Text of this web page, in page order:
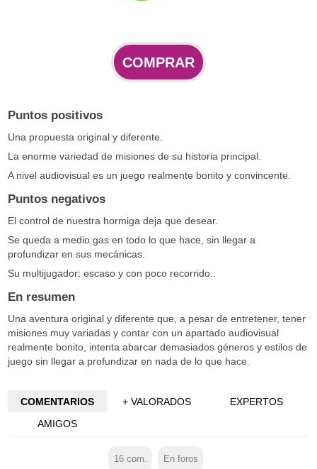
COMPRAR
Puntos positivos
Una propuesta original y diferente.
La enorme variedad de misiones de su historia principal.
A nivel audiovisual es un juego realmente bonito y convincente.
Puntos negativos
El control de nuestra hormiga deja que desear.
Se queda a medio gas en todo lo que hace, sin llegar a
profundizar en sus mecánicas.
Su multijugador: escaso y con poco recorrido..
En resumen
Una aventura original y diferente que, a pesar de entretener, tener
misiones muy variadas y contar con un apartado audiovisual
realmente bonito, intenta abarcar demasiados géneros y estilos de
juego sin llegar a profundizar en nada de lo que hace.
COMENTARIOS + VALORADOS
EXPERTOS
AMIGOS
16com. En foros